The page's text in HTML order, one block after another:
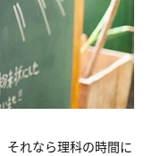
それなら理科の時間に